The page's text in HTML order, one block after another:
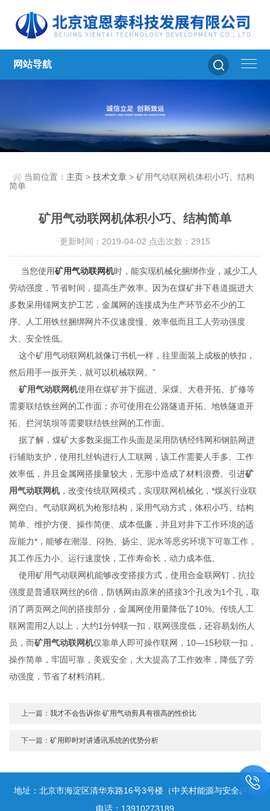
网站导航
当前位置： 主页 >技术文章 > 矿用气动联网机体积小巧、结构
简单
矿用气动联网机体积小巧、结构简单
更新时间：2019-04-02 点击次数：2915
当您使用矿用气动联网机时，能实现机械化捆绑作业，减少工人
劳动强度，节省时间，提高生产效率。因为在煤矿井下巷道掘进大
多数采用锚网支护工艺，金属网的连接成为生产环节必不少的工
序。人工用铁丝捆绑网片不仅速度慢、效率低而且工人劳动强度
大、安全性低。
这个矿用气动联网机就像订书机一样，往里面装上成板的铁扣，
然后用手一扳开关，就可以机械联网。”
矿用气动联网机使用在煤矿井下掘进、采煤、大巷开拓、扩修等
需要联结铁丝网的工作面；亦可使用在公路隧道开拓、地铁隧道开
拓、拦河筑坝等需要联结铁丝网的工作面。
据了解，煤矿大多数采掘工作头面是采用防锈经纬网和钢筋网进
行辅助支护，使用扎丝钩进行人工联网，该工作需要人手多、工作
效率低，并且金属网搭接量较大，无形中造成了材料浪费。引进矿
用气动联网机，改变传统联网模式，实现联网机械化，*煤炭行业联
网空白。气动联网机为枪形结构，采用气动方式，体积小巧、结构
简单、维护方便、操作简便、成本低廉，并且对井下工作环境的适
应能力*，能够在潮湿、闷热、扬尘、泥水等恶劣环境下可靠工作，
其工作压力小、运行速度快，工作寿命长，动力成本低。
使用矿用气动联网机能够改变搭接方式，使用合金联网钉，抗拉
强度是普通联网丝的6倍，防锈网由原来的搭接3个孔改为1个孔，取
消了两页网之间的搭接部分，金属网使用量降低了10%。传统人工
联网需用2人以上，大约1分钟联一扣，联网强度低，还容易划伤人
员，而矿用气动联网机仅靠单人即可操作联网，10—15秒联一扣，
操作简单，牢固可靠，美观安全，大大提高了工作效率，降低了劳
动强度，节省了材料消耗。
上一篇：我才不会告诉你 矿用气动剪具有很高的性价比
下一篇：矿用即时对讲通讯系统的优势分析
地址：北京市海淀区清华东路16号3号楼（中关村能源与安全科技
园）1005-2室
电话：13910273189